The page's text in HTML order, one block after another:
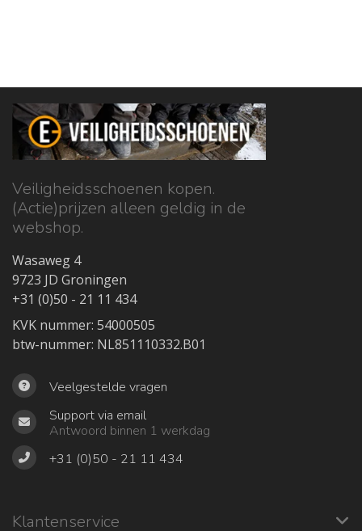
Veiligheidsschoenen kopen.
(Actie)prijzen alleen geldig in de
webshop.
Wasaweg 4
9723 JD Groningen
+31 (0)50 - 21 11 434
KVK nummer: 54000505
btw-nummer: NL851110332.B01
Veelgestelde vragen
Support via email
Antwoord binnen 1 werkdag
+31 (0)50 - 21 11 434
Klantenservice